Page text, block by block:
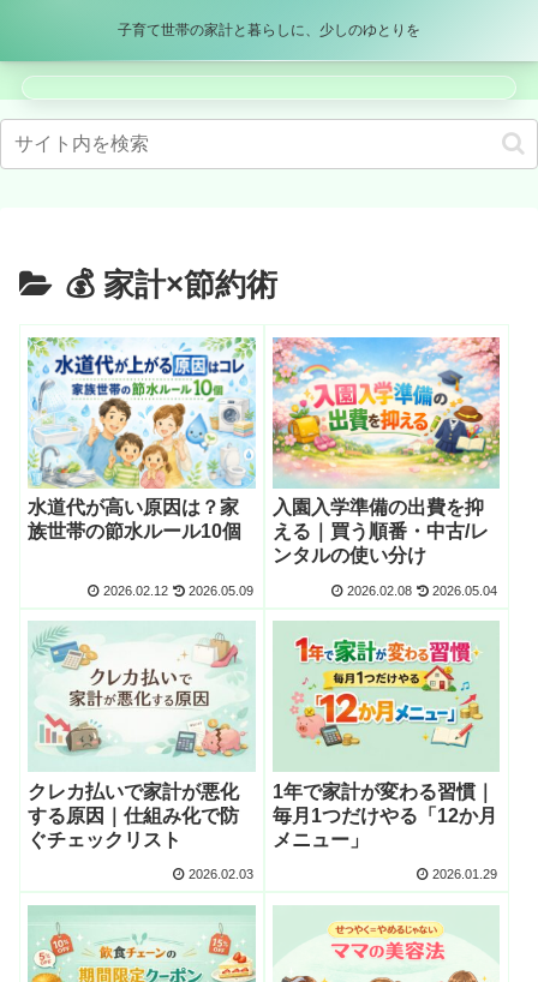
子育て世帯の家計と暮らしに、少しのゆとりを
💰 家計×節約術
水道代が高い原因は？家
族世帯の節水ルール10個
2026.02.12 2026.05.09
入園入学準備の出費を抑
える｜買う順番・中古/レ
ンタルの使い分け
2026.02.08 2026.05.04
クレカ払いで家計が悪化
する原因｜仕組み化で防
ぐチェックリスト
2026.02.03
1年で家計が変わる習慣｜
毎月1つだけやる「12か月
メニュー」
2026.01.29
パパママブログ